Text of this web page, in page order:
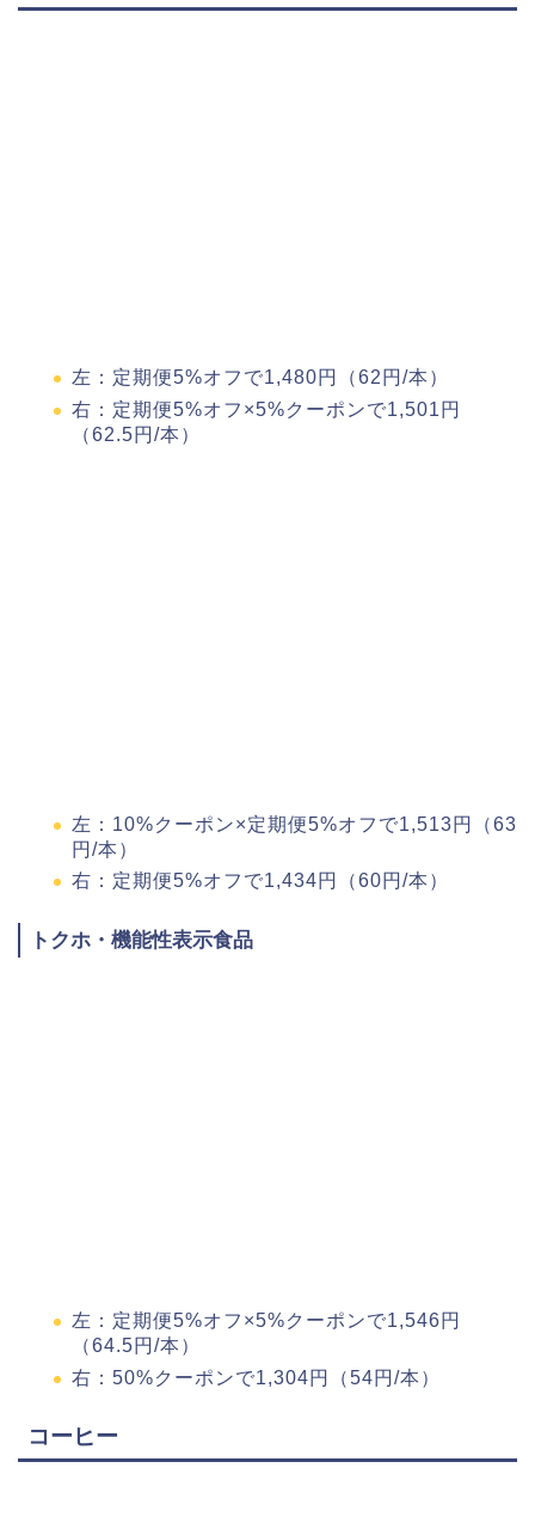
左：定期便5%オフで1,480円（62円/本）
右：定期便5%オフ×5%クーポンで1,501円
（62.5円/本）
左：10%クーポン×定期便5%オフで1,513円（63
円/本）
右：定期便5%オフで1,434円（60円/本）
トクホ・機能性表示食品
左：定期便5%オフ×5%クーポンで1,546円
（64.5円/本）
右：50%クーポンで1,304円（54円/本）
コーヒー